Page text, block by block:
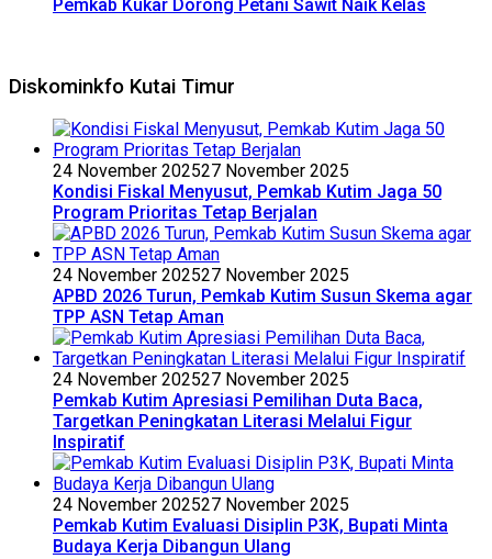
Pemkab Kukar Dorong Petani Sawit Naik Kelas
Diskominkfo Kutai Timur
24 November 202527 November 2025
Kondisi Fiskal Menyusut, Pemkab Kutim Jaga 50
Program Prioritas Tetap Berjalan
24 November 202527 November 2025
APBD 2026 Turun, Pemkab Kutim Susun Skema agar
TPP ASN Tetap Aman
24 November 202527 November 2025
Pemkab Kutim Apresiasi Pemilihan Duta Baca,
Targetkan Peningkatan Literasi Melalui Figur
Inspiratif
24 November 202527 November 2025
Pemkab Kutim Evaluasi Disiplin P3K, Bupati Minta
Budaya Kerja Dibangun Ulang